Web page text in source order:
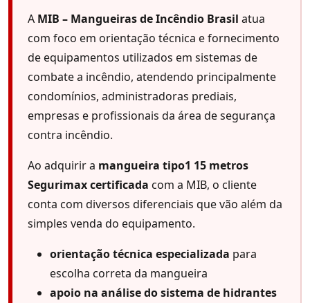
A MIB – Mangueiras de Incêndio Brasil atua
com foco em orientação técnica e fornecimento
de equipamentos utilizados em sistemas de
combate a incêndio, atendendo principalmente
condomínios, administradoras prediais,
empresas e profissionais da área de segurança
contra incêndio.
Ao adquirir a mangueira tipo1 15 metros
Segurimax certificada com a MIB, o cliente
conta com diversos diferenciais que vão além da
simples venda do equipamento.
orientação técnica especializada para
escolha correta da mangueira
apoio na análise do sistema de hidrantes